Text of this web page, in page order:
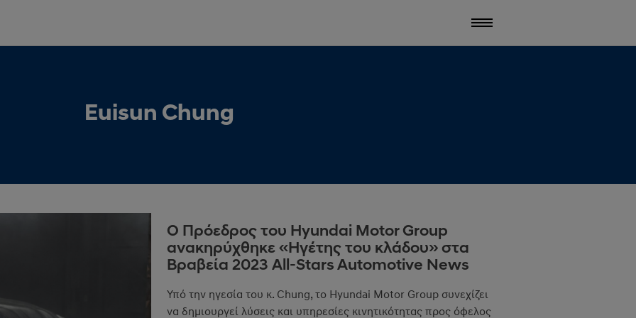
Euisun Chung
Ο Πρόεδρος του Hyundai Motor Group
ανακηρύχθηκε «Ηγέτης του κλάδου» στα
Βραβεία 2023 All-Stars Automotive News
Υπό την ηγεσία του κ. Chung, το Hyundai Motor Group συνεχίζει
να δημιουργεί λύσεις και υπηρεσίες κινητικότητας προς όφελος